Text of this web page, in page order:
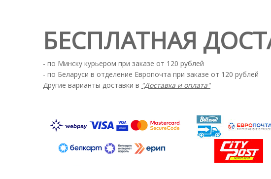
БЕСПЛАТНАЯ
- по Минску курьером при заказе от 120 рублей
- по Беларуси в отделение Европочта при заказе от 120 рублей
Другие варианты доставки в "Доставка и оплата"